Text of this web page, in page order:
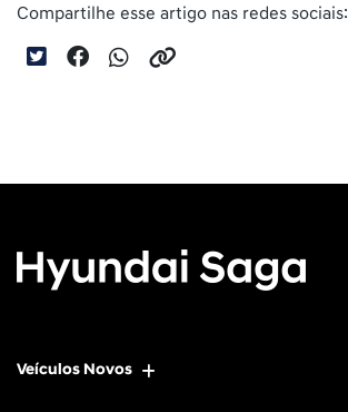
Compartilhe esse artigo nas redes sociais:
Veículos Novos